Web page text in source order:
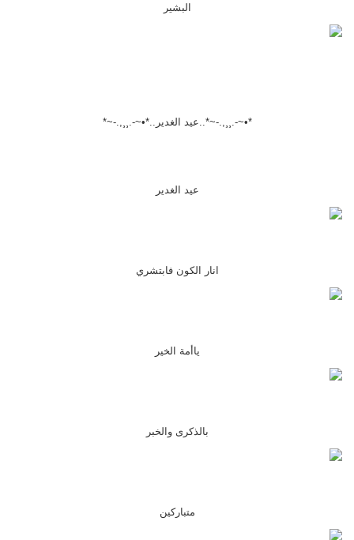
البشير
*•~-.¸¸,.-~*..عيد الغدير..*•~-.¸¸,.-~*
عيد الغدير
انار الكون فابتشري
ياأمة الخير
بالذكرى والخبر
متباركين